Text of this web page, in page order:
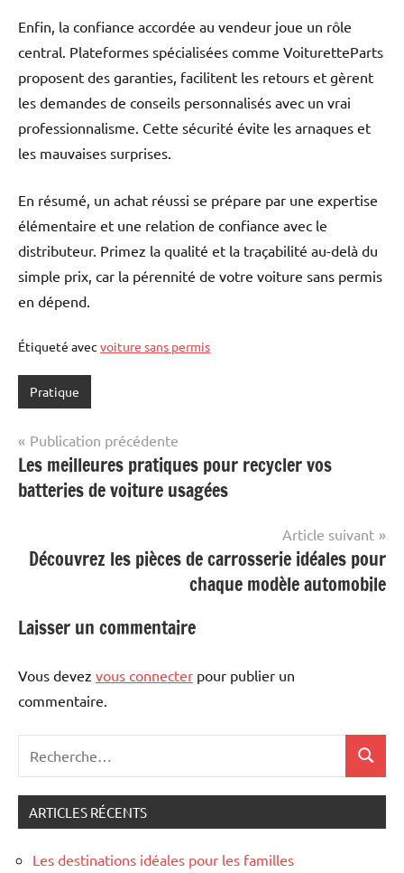
Enfin, la confiance accordée au vendeur joue un rôle
central. Plateformes spécialisées comme VoituretteParts
proposent des garanties, facilitent les retours et gèrent
les demandes de conseils personnalisés avec un vrai
professionnalisme. Cette sécurité évite les arnaques et
les mauvaises surprises.
En résumé, un achat réussi se prépare par une expertise
élémentaire et une relation de confiance avec le
distributeur. Primez la qualité et la traçabilité au-delà du
simple prix, car la pérennité de votre voiture sans permis
en dépend.
Étiqueté avec voiture sans permis
Pratique
Navigation
de
l’article
Publication précédente
Les meilleures pratiques pour recycler vos
batteries de voiture usagées
Article suivant
Découvrez les pièces de carrosserie idéales pour
chaque modèle automobile
Laisser un commentaire
Vous devez vous connecter pour publier un
commentaire.
:
ARTICLES RÉCENTS
Les destinations idéales pour les familles